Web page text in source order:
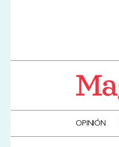
OPINIÓN